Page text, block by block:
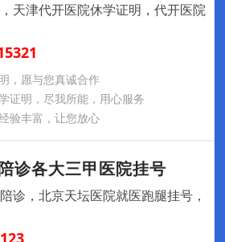
天津代开医院休学证明，代开医院
，愿与您真诚合作
证明，尽我所能，用心服务
验丰富，让您放心
诊各大三甲医院挂号
诊，北京天坛医院就医跑腿挂号，